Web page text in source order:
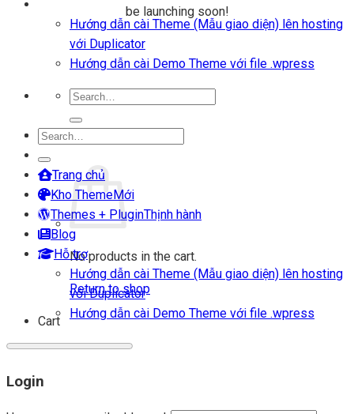
Hướng dẫn cài Theme (Mẫu giao diện) lên hosting
với Duplicator
Hướng dẫn cài Demo Theme với file .wpress
Search
for:
Login
Cart
No products in the cart.
Return to shop
Cart
be launching soon!
Search
for:
Trang chủ
Kho Theme
Themes + Plugin
Blog
Hỗ trợ
Hướng dẫn cài Theme (Mẫu giao diện) lên hosting
với Duplicator
Hướng dẫn cài Demo Theme với file .wpress
Login